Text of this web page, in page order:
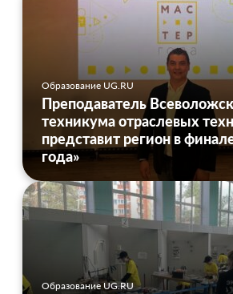
Образование UG.RU
Преподаватель
техникума отраслевых
представит регион в
года»
Образование UG.RU